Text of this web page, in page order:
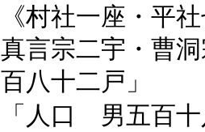
《村社一座・平
真言宗二宇・曹
百八十二戸」
「人口 男五百